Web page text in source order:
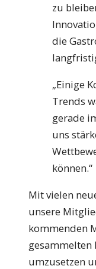
zu
die
„Einige
Trends
gerade
uns
können.“
Mit vielen
unsere
kommenden
gesammelten
umzusetzen